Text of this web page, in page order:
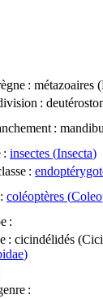
: métazoaires (
:
:
: insectes (Insecta)
:
: coléoptères (
:
: cicindélidés (
)
: